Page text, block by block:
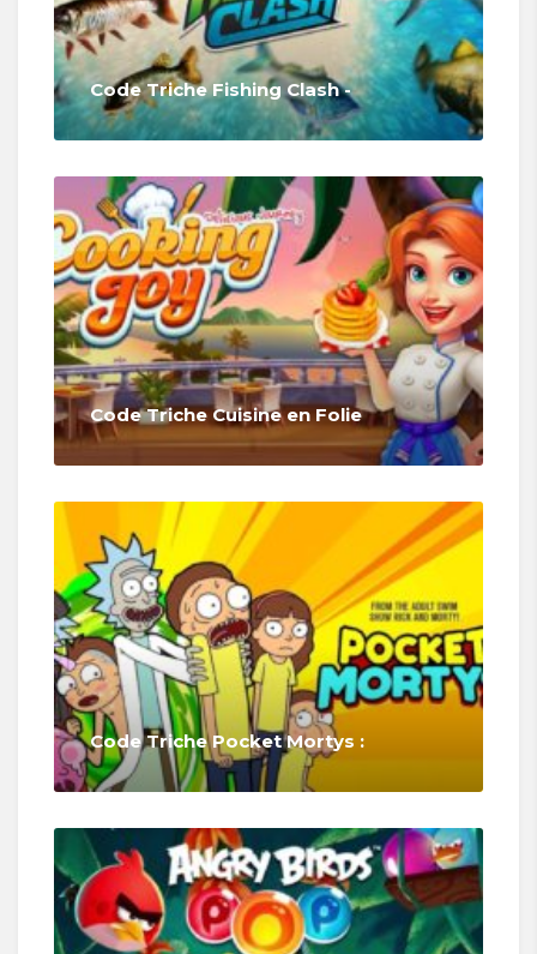
Code Triche Fishing Clash -
Code Triche Cuisine en Folie
Code Triche Pocket Mortys :